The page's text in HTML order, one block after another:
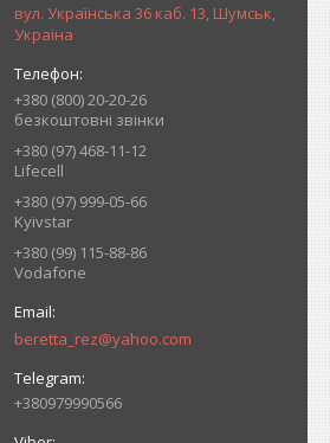
вул. Українська 36 каб. 13, Шумськ,
Україна
+380 (800) 20-20-26
безкоштовні звінки
+380 (97) 468-11-12
Lifecell
+380 (97) 999-05-66
Kyivstar
+380 (99) 115-88-86
Vodafone
beretta_rez@yahoo.com
+380979990566